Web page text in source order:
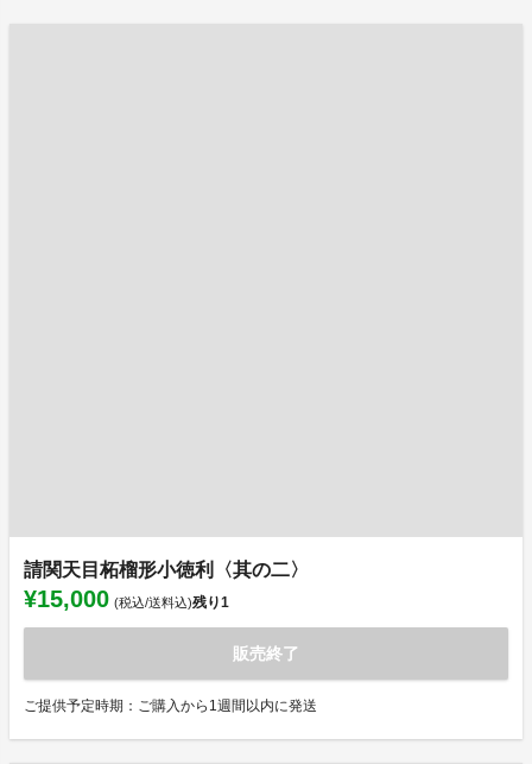
請関天目柘榴形小徳利〈其の二〉
¥15,000 (税込/送料込)残り1
販売終了
ご提供予定時期：ご購入から1週間以内に発送